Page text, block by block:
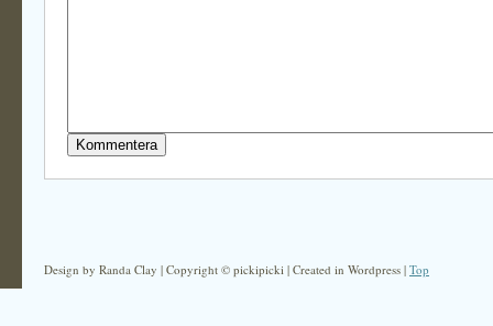
Design by Randa Clay | Copyright © pickipicki | Created in Wordpress | Top